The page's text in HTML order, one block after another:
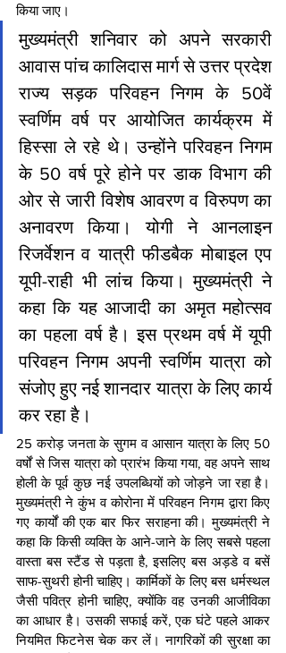
किया जाए।
मुख्यमंत्री शनिवार को अपने सरकारी
आवास पांच कालिदास मार्ग से उत्तर प्रदेश
राज्य सड़क परिवहन निगम के 50वें
स्वर्णिम वर्ष पर आयोजित कार्यक्रम में
हिस्सा ले रहे थे। उन्होंने परिवहन निगम
के 50 वर्ष पूरे होने पर डाक विभाग की
ओर से जारी विशेष आवरण व विरुपण का
अनावरण किया। योगी ने आनलाइन
रिजर्वेशन व यात्री फीडबैक मोबाइल एप
यूपी-राही भी लांच किया। मुख्यमंत्री ने
कहा कि यह आजादी का अमृत महोत्सव
का पहला वर्ष है। इस प्रथम वर्ष में यूपी
परिवहन निगम अपनी स्वर्णिम यात्रा को
संजोए हुए नई शानदार यात्रा के लिए कार्य
कर रहा है।
25 करोड़ जनता के सुगम व आसान यात्रा के लिए 50
वर्षों से जिस यात्रा को प्रारंभ किया गया, वह अपने साथ
होली के पूर्व कुछ नई उपलब्धियों को जोड़ने जा रहा है।
मुख्यमंत्री ने कुंभ व कोरोना में परिवहन निगम द्वारा किए
गए कार्यों की एक बार फिर सराहना की। मुख्यमंत्री ने
कहा कि किसी व्यक्ति के आने-जाने के लिए सबसे पहला
वास्ता बस स्टैंड से पड़ता है, इसलिए बस अड़डे व बसें
साफ-सुथरी होनी चाहिए। कार्मिकों के लिए बस धर्मस्थल
जैसी पवित्र होनी चाहिए, क्योंकि वह उनकी आजीविका
का आधार है। उसकी सफाई करें, एक घंटे पहले आकर
नियमित फिटनेस चेक कर लें। नागरिकों की सुरक्षा का